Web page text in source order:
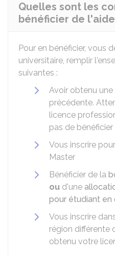
Quelles sont les
bénéficier de
Pour en bénéficier, vous
universitaire, remplir
suivantes :
Avoir obtenu
précédente.
licence
pas de bénéficier
Vous inscrire
Master
Bénéficier de la
ou d'une
pour étudiant en
Vous inscrire
région différente
obtenu votre